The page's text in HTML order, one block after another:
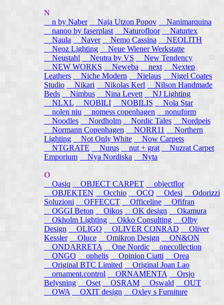
N
n by Naber
Naja Utzon Popov
Nanimarquina
nanoo by faserplast
Naturofloor
Naturtex
Naula
Naver Nemo Cassina
NEOLITH
Neoz Lighting
Neue Wiener Werkstatte
Neustahl
Neutra by VS
New Tendency
NEW WORKS
Neweba next
Nextep
Leathers
Niche Modern Nielaus
Nigel Coates
Studio
Nikari Nikolas Kerl
Nilson Handmade
Beds
Nimbus Nina Levett
NJ Lighting
NLXL
NOBILI NOBILIS
Nola Star
nolen niu
nomess copenhagen
nonuform
Noodles
Nordholm Nordic Tales
Nordpeis
Normann Copenhagen
NORR11
Northern
Lighting
Not Only White
Now Carpets
NTGRATE
Nurus nut + grat
Nuzrat Carpet
Emporium
Nya Nordiska Nyta
O
Oasiq
OBJECT CARPET
objectflor
OBJEKTEN
Occhio OCQ Odesi
Odorizzi
Soluzioni
OFFECCT Officeline
Ofifran
OGGI Beton
Oikos OK design
Okamura
Okholm Lighting
Okko Consulting
Olby
Design
OLIGO OLIVER CONRAD
Oliver
Kessler
Oluce Omikron Design
ON&ON
ONDARRETA
One Nordic
onecollection
ONGO
ophelis Opinion Ciatti
Orea
Original BTC Limited
Original Joan Lao
ornament.control
ORNAMENTA
Orsjo
Belysning
Oset OSRAM Oswald
OUT
OWA
OXIT design Oxley s Furniture